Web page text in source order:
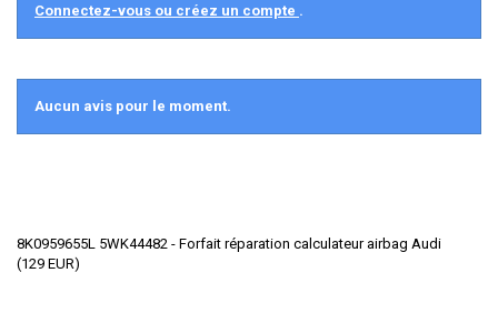
Connectez-vous ou créez un compte .
Aucun avis pour le moment.
8K0959655L 5WK44482 - Forfait réparation calculateur airbag Audi
(129 EUR)